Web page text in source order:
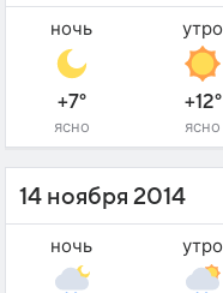
ночь
+7°
ясно
утро
+12°
ясно
14 ноября 2014
ночь утро